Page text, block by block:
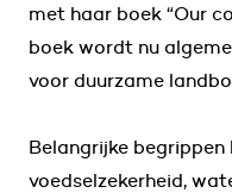
met haar boek “Our
boek wordt nu
voor duurzame
Belangrijke
voedselzekerheid,